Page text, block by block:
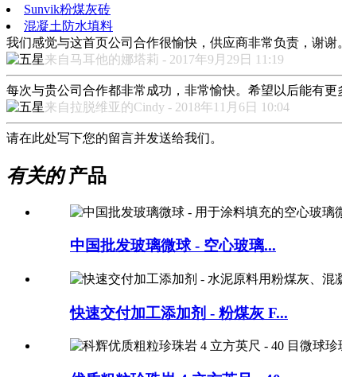
Sunvik粉煤灰砖
混凝土防水填料
我们感觉与这首页公司合作很愉快，供应商非常负责，谢谢
来自马耳他的娜塔莉 - 2017年9月29日 11:19
每次与贵公司合作都非常成功，非常愉快。希望以后能有更
来自拉脱维亚的Cindy - 2018年11月6日 10:04
请在此处写下您的留言并发送给我们。
有关的产品
中国批发玻璃微球 - 空心玻璃...
快速交付加工添加剂 - 粉煤灰 F...